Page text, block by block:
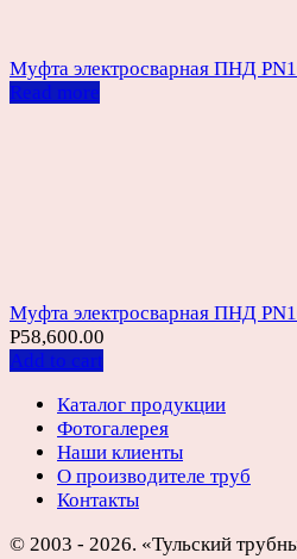
Муфта электросварная ПНД
Read more
Муфта электросварная ПНД
Р58,600.00
Add to cart
Каталог продукции
Фотогалерея
Наши клиенты
О производителе труб
Контакты
© 2003 - 2026. «Тульский